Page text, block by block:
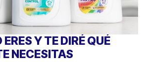
Y TE DIRÉ QUÉ
NECESITAS